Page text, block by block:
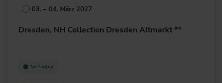
68159 Mannheim
03. – 04. März 2027
Dresden, NH Collection Dresden Altmarkt **
Verfügbar